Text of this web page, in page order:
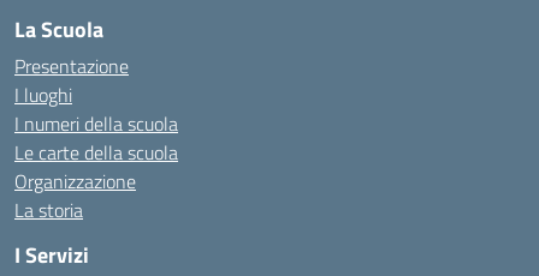
La Scuola
Presentazione
I luoghi
I numeri della scuola
Le carte della scuola
Organizzazione
La storia
I Servizi